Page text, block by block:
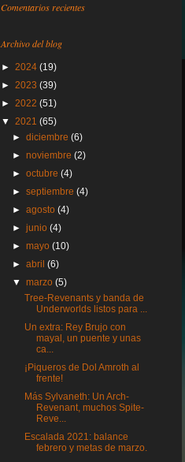
Comentarios recientes
Archivo del blog
► 2024 (19)
► 2023 (39)
► 2022 (51)
▼ 2021 (65)
►diciembre(6)
►noviembre(2)
►octubre(4)
►septiembre(4)
►agosto(4)
►junio(4)
►mayo(10)
►abril(6)
▼marzo(5)
Tree-Revenants y banda de
Underworlds listos para ...
Un extra: Rey Brujo con
mayal, un puente y unas
ca...
¡Piqueros de Dol Amroth al
frente!
Más Sylvaneth: Un Arch-
Revenant, muchos Spite-
Reve...
Escalada 2021: balance
febrero y metas de marzo.